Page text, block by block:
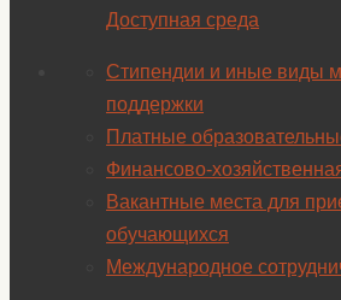
Доступная среда
Стипендии и иные виды
поддержки
Платные
Финансово-
Вакантные места для
обучающихся
Международное